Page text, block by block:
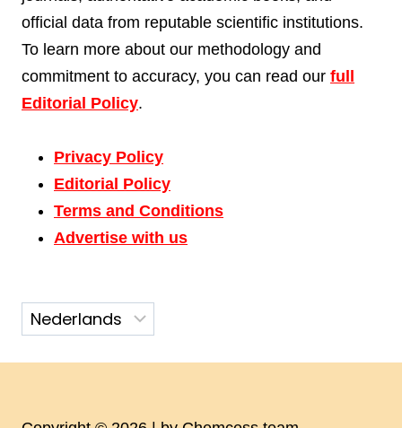
official data from reputable scientific institutions.
To learn more about our methodology and
commitment to accuracy, you can read our full
Editorial Policy.
Privacy Policy
Editorial Policy
Terms and Conditions
Advertise with us